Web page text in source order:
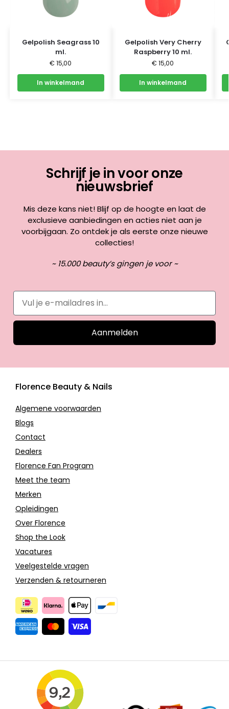
Gelpolish Seagrass 10
ml.
€ 15,00
In winkelmand
Gelpolish Very Cherry
Raspberry 10 ml.
€ 15,00
In winkelmand
Schrijf je in voor onze
nieuwsbrief
Mis deze kans niet! Blijf op de hoogte en laat de
exclusieve aanbiedingen en acties niet aan je
voorbijgaan. Zo ontdek je als eerste onze nieuwe
collecties!
~ 15.000 beauty’s gingen je voor ~
Aanmelden
Florence Beauty & Nails
Algemene voorwaarden
Blogs
Contact
Dealers
Florence Fan Program
Meet the team
Merken
Opleidingen
Over Florence
Shop the Look
Vacatures
Veelgestelde vragen
Verzenden & retourneren